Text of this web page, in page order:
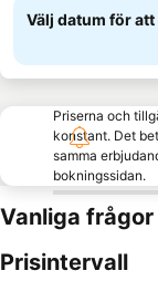
Välj datum för
Priserna och
konstant. Det
samma
bokningssidan.
Vanliga
Prisintervall